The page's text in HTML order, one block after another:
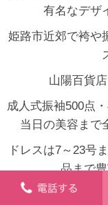
有名なデザ
姫路市近郊で袴や
山陽百貨
成人式振袖500点
当日の美容まで
ドレスは7～23号
品まで